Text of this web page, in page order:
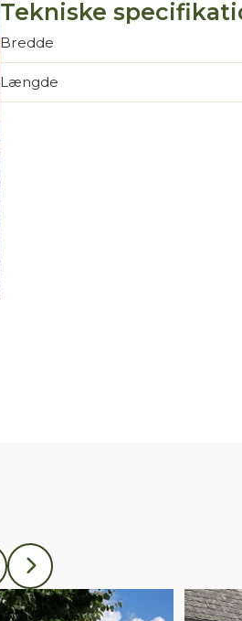
Tekniske
Bredde
Længde